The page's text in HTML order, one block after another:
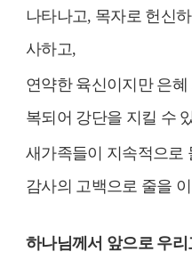
나타나고, 목자로 헌신
사하고,
연약한 육신이지만 은
복되어 강단을 지킬 수
새가족들이 지속적으로
감사의 고백으로 줄을
하나님께서 앞으로 우